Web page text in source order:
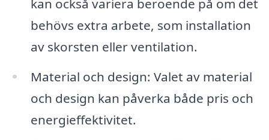
kan också variera beroende på om det
behövs extra arbete, som installation
av skorsten eller ventilation.
Material och design: Valet av material
och design kan påverka både pris och
energieffektivitet.